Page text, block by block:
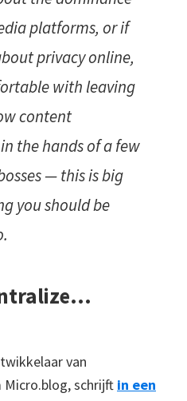
platforms, or if
privacy online,
with leaving
content
the hands of a few
— this is big
you should be
van
schrijft in een